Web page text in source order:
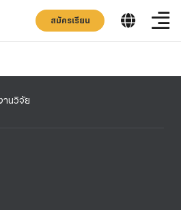
สมัครเรียน
านวิจัย